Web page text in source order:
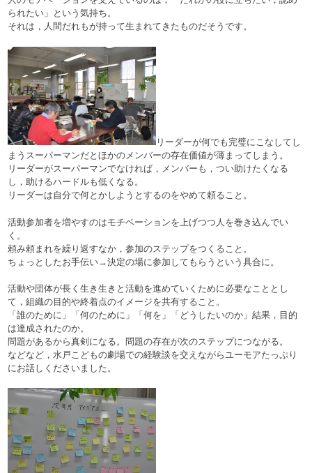
られたい」という気持ち。
それは，人間だれもが持って生まれてきたものだそうです。
リーダーが何でも完璧にこなしてし
まうスーパーマンだとほかのメンバーの存在価値が薄まってしまう。
リーダーがスーパーマンでなければ，メンバーも，つい助けたくなる
し，助けるハードルも低くなる。
リーダーは自分で何とかしようとするのをやめて頼ること。
活動参加者を増やすのはモチベーションを上げつつ人を巻き込んでい
く。
頼み頼まれを繰り返すなか，参加のステップをつくること。
ちょっとしたお手伝い→決定の場に参加してもらうという具合に。
活動や団体が長く生き生きと活動を進めていくために必要なこととし
て，組織の目的や終着点のイメージを共有すること。
「誰のために」「何のために」「何を」「どうしたいのか」結果，目的
は達成されたのか。
問題があるから真剣になる。問題の存在が次のステップにつながる。
などなど，水戸こどもの劇場での経験談を交えながらユーモアたっぷり
にお話しくださいました。